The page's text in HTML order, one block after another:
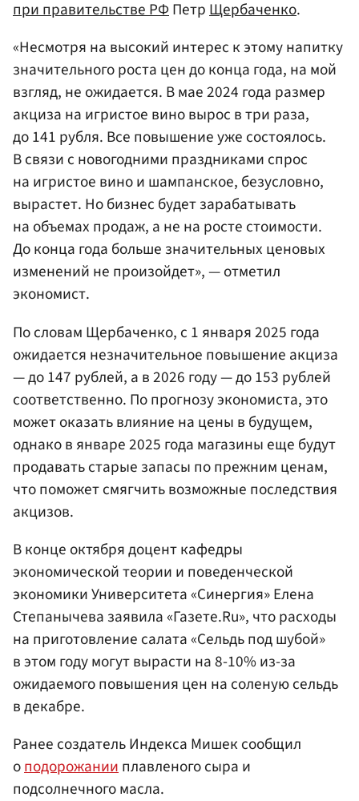
при правительстве РФПетрЩербаченко.
«Несмотря на высокий интерес к этому напитку
значительного роста цен до конца года, на мой
взгляд, не ожидается. В мае 2024 года размер
акциза на игристое вино вырос в три раза,
до 141 рубля. Все повышение уже состоялось.
В связи с новогодними праздниками спрос
на игристое вино и шампанское, безусловно,
вырастет. Но бизнес будет зарабатывать
на объемах продаж, а не на росте стоимости.
До конца года больше значительных ценовых
изменений не произойдет», — отметил
экономист.
По словам Щербаченко, с 1 января 2025 года
ожидается незначительное повышение акциза
— до 147 рублей, а в 2026 году — до 153 рублей
соответственно. По прогнозу экономиста, это
может оказать влияние на цены в будущем,
однако в январе 2025 года магазины еще будут
продавать старые запасы по прежним ценам,
что поможет смягчить возможные последствия
акцизов.
В конце октября доцент кафедры
экономической теории и поведенческой
экономики Университета «Синергия» Елена
Степанычева заявила «Газете.Ru», что расходы
на приготовление салата «Сельдь под шубой»
в этом году могут вырасти на 8-10% из-за
ожидаемого повышения цен на соленую сельдь
в декабре.
Ранее создатель Индекса Мишек сообщил
оподорожанииплавленого сыра и
подсолнечного масла.